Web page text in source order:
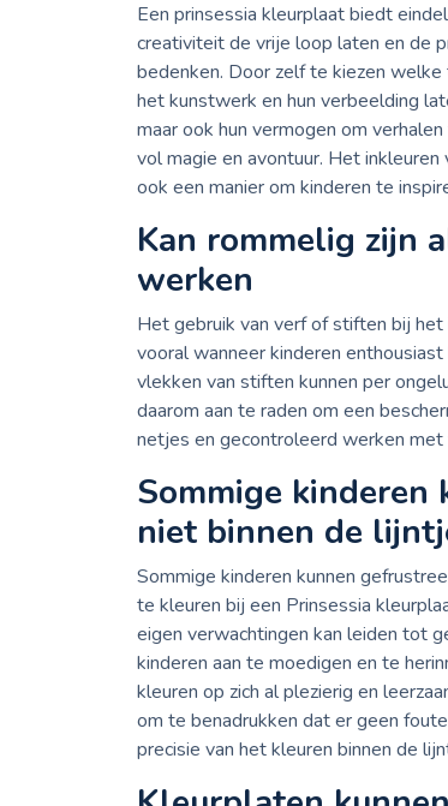
Een prinsessia kleurplaat biedt
creativiteit de vrije loop laten en de
bedenken. Door zelf te kiezen welke
het kunstwerk en hun verbeelding
maar ook hun vermogen om
vol magie en avontuur. Het
ook een manier om kinderen te
Kan rommelig zijn
werken
Het gebruik van verf of stiften bij
vooral wanneer kinderen
vlekken van stiften kunnen per
daarom aan te raden om een
netjes en gecontroleerd werken
Sommige kinderen
niet binnen de
Sommige kinderen kunnen
te kleuren bij een Prinsessia
eigen verwachtingen kan leiden tot
kinderen aan te moedigen en te
kleuren op zich al plezierig en
om te benadrukken dat er geen
precisie van het kleuren binnen de